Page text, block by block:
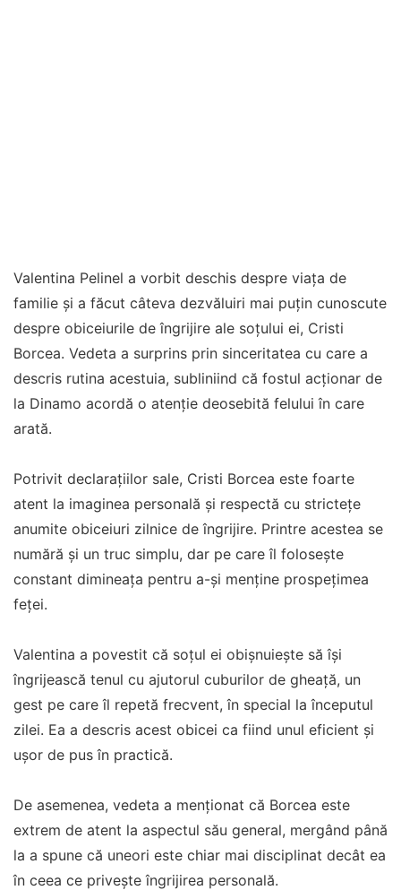
Valentina Pelinel a vorbit deschis despre viața de
familie și a făcut câteva dezvăluiri mai puțin cunoscute
despre obiceiurile de îngrijire ale soțului ei, Cristi
Borcea. Vedeta a surprins prin sinceritatea cu care a
descris rutina acestuia, subliniind că fostul acționar de
la Dinamo acordă o atenție deosebită felului în care
arată.
Potrivit declarațiilor sale, Cristi Borcea este foarte
atent la imaginea personală și respectă cu strictețe
anumite obiceiuri zilnice de îngrijire. Printre acestea se
numără și un truc simplu, dar pe care îl folosește
constant dimineața pentru a-și menține prospețimea
feței.
Valentina a povestit că soțul ei obișnuiește să își
îngrijească tenul cu ajutorul cuburilor de gheață, un
gest pe care îl repetă frecvent, în special la începutul
zilei. Ea a descris acest obicei ca fiind unul eficient și
ușor de pus în practică.
De asemenea, vedeta a menționat că Borcea este
extrem de atent la aspectul său general, mergând până
la a spune că uneori este chiar mai disciplinat decât ea
în ceea ce privește îngrijirea personală.